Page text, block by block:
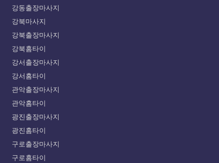
강동출장마사지
강북마사지
강북출장마사지
강북홈타이
강서출장마사지
강서홈타이
관악출장마사지
관악홈타이
광진출장마사지
광진홈타이
구로출장마사지
구로홈타이